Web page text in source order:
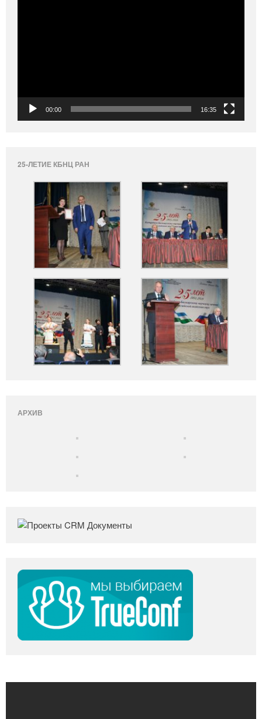
00:00 16:35
25-ЛЕТИЕ КБНЦ РАН
АРХИВ